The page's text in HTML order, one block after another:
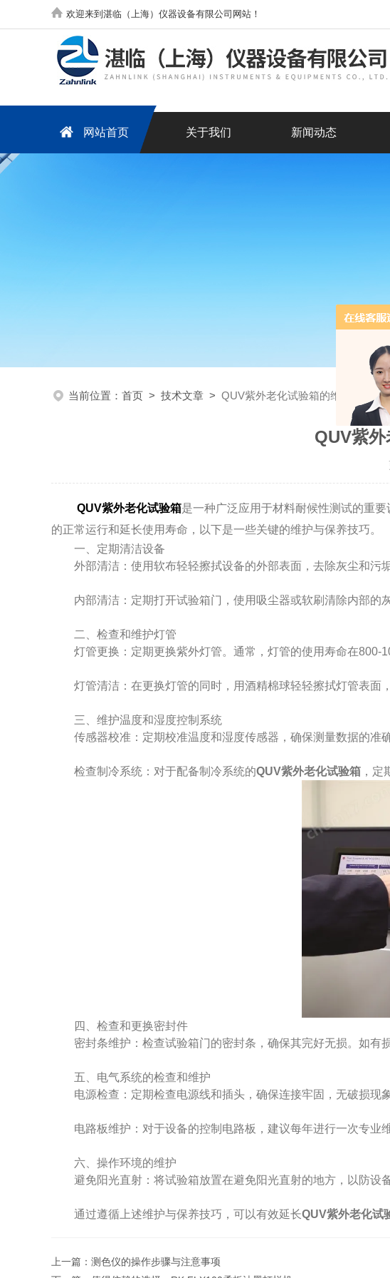
欢迎来到湛临（上海）仪器设备有限公司网站！
网站首页 关于我们 新闻动态
当前位置： 首页 > 技术文章 > QUV紫外老化试验箱的维护与保养
QUV紫
QUV紫外老化试验箱是一种广泛应用于材料耐候性测试的重
的正常运行和延长使用寿命，以下是一些关键的维护与保养技巧。
一、定期清洁设备
外部清洁：使用软布轻轻擦拭设备的外部表面，去除灰尘和污
内部清洁：定期打开试验箱门，使用吸尘器或软刷清除内部的
二、检查和维护灯管
灯管更换：定期更换紫外灯管。通常，灯管的使用寿命在800-
灯管清洁：在更换灯管的同时，用酒精棉球轻轻擦拭灯管表面，
三、维护温度和湿度控制系统
传感器校准：定期校准温度和湿度传感器，确保测量数据的准确
检查制冷系统：对于配备制冷系统的QUV紫外老化试验箱 ，
四、检查和更换密封件
密封条维护：检查试验箱门的密封条，确保其完好无损。如有
五、电气系统的检查和维护
电源检查：定期检查电源线和插头，确保连接牢固，无破损现象
电路板维护：对于设备的控制电路板，建议每年进行一次专业维
六、操作环境的维护
避免阳光直射：将试验箱放置在避免阳光直射的地方，以防设备
通过遵循上述维护与保养技巧，可以有效延长QUV紫外老化试
上一篇： 测色仪的操作步骤与注意事项